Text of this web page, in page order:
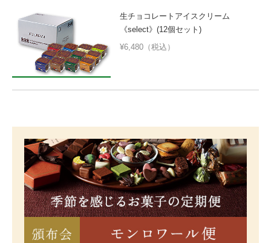
生チョコレートアイスクリーム
《select》(12個セット)
¥6,480（税込）